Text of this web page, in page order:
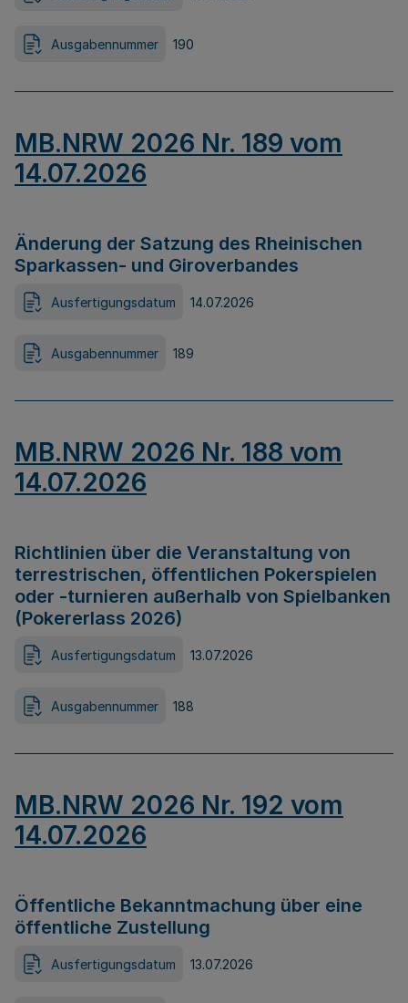
Ausgabennummer 190
MB.NRW 2026 Nr. 189 vom
14.07.2026
Änderung der Satzung des Rheinischen
Sparkassen- und Giroverbandes
Ausfertigungsdatum 14.07.2026
Ausgabennummer 189
MB.NRW 2026 Nr. 188 vom
14.07.2026
Richtlinien über die Veranstaltung von
terrestrischen, öffentlichen Pokerspielen
oder -turnieren außerhalb von Spielbanken
(Pokererlass 2026)
Ausfertigungsdatum 13.07.2026
Ausgabennummer 188
MB.NRW 2026 Nr. 192 vom
14.07.2026
Öffentliche Bekanntmachung über eine
öffentliche Zustellung
Ausfertigungsdatum 13.07.2026